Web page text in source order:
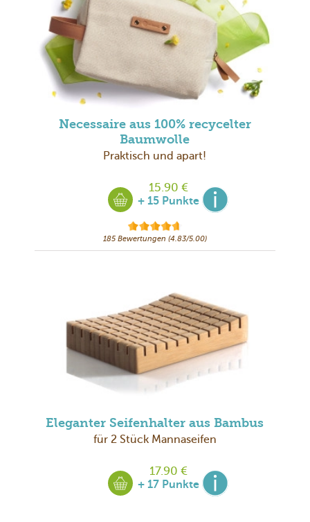
Necessaire aus 100% recycelter
Baumwolle
Praktisch und apart!
15.90 €
+ 15 Punkte
185 Bewertungen (4.83/5.00)
Eleganter Seifenhalter aus Bambus
für 2 Stück Mannaseifen
17.90 €
+ 17 Punkte